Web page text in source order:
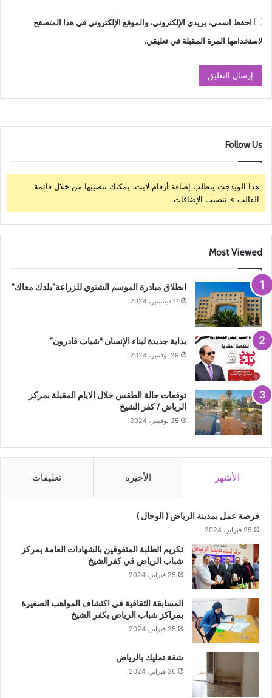
احفظ اسمي، بريدي الإلكتروني، والموقع الإلكتروني في هذا المتصفح
لاستخدامها المرة المقبلة في تعليقي.
Follow Us
هذا الويدجت يتطلب إضافة أرقام لايت، يمكنك تنصيبها من خلال قائمة
القالب > تنصيب الإضافات.
Most Viewed
انطلاق مبادرة الموسم الشتوي للزراعة”بلدك معاك”
11 ديسمبر، 2024
بداية جديدة لبناء الإنسان “شباب قادرون”
29 نوفمبر، 2024
توقعات حالة الطقس خلال الايام المقبلة بمركز
الرياض / كفر الشيخ
25 نوفمبر، 2024
الأشهر الأخيرة تعليقات
فرصة عمل بمدينة الرياض ( الوحال )
25 فبراير، 2024
تكريم الطلبة المتفوقين بالشهادات العامة بمركز
شباب الرياض في كفرالشيخ
25 فبراير، 2024
المسابقة الثقافية في اكتشاف المواهب الصغيرة
بمراكز شباب الرياض بكفر الشيخ
25 فبراير، 2024
شقة تمليك بالرياض
26 فبراير، 2024